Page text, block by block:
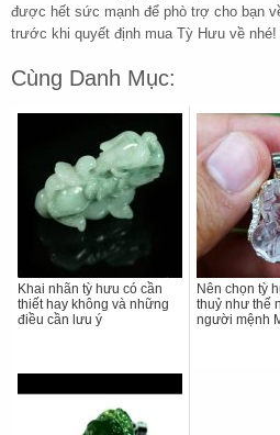
được hết sức mạnh để phò trợ cho bạn
trước khi quyết định mua Tỳ Hưu về nhé!
Cùng Danh Mục:
Khai nhãn tỳ hưu có cần
thiết hay không và những
điều cần lưu ý
Nên chọn tỳ
thuỷ như thế
người mệnh